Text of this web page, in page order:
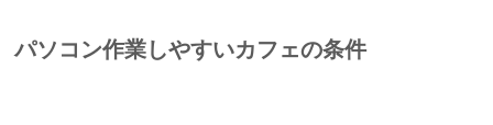
パソコン作業しやすいカフェの条件